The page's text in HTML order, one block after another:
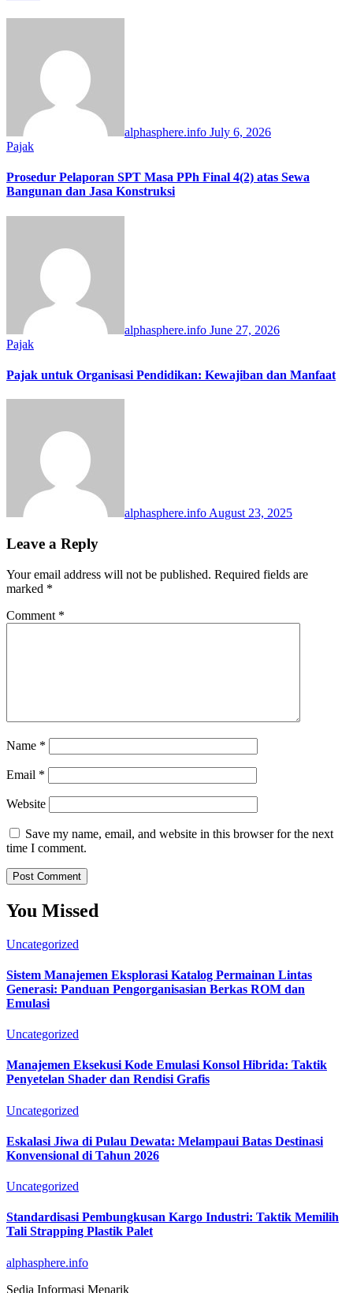
alphasphere.info July 6, 2026
Pajak
Prosedur Pelaporan SPT Masa PPh Final 4(2) atas Sewa
Bangunan dan Jasa Konstruksi
alphasphere.info June 27, 2026
Pajak
Pajak untuk Organisasi Pendidikan: Kewajiban dan Manfaat
alphasphere.info August 23, 2025
Leave a Reply
Your email address will not be published. Required fields are
marked *
Comment *
Name *
Email *
Website
Save my name, email, and website in this browser for the next
time I comment.
You Missed
Uncategorized
Sistem Manajemen Eksplorasi Katalog Permainan Lintas
Generasi: Panduan Pengorganisasian Berkas ROM dan
Emulasi
Uncategorized
Manajemen Eksekusi Kode Emulasi Konsol Hibrida: Taktik
Penyetelan Shader dan Rendisi Grafis
Uncategorized
Eskalasi Jiwa di Pulau Dewata: Melampaui Batas Destinasi
Konvensional di Tahun 2026
Uncategorized
Standardisasi Pembungkusan Kargo Industri: Taktik Memilih
Tali Strapping Plastik Palet
alphasphere.info
Sedia Informasi Menarik